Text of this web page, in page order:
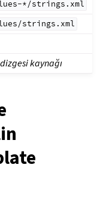
*/strings.xml
strings.xml
kaynağı